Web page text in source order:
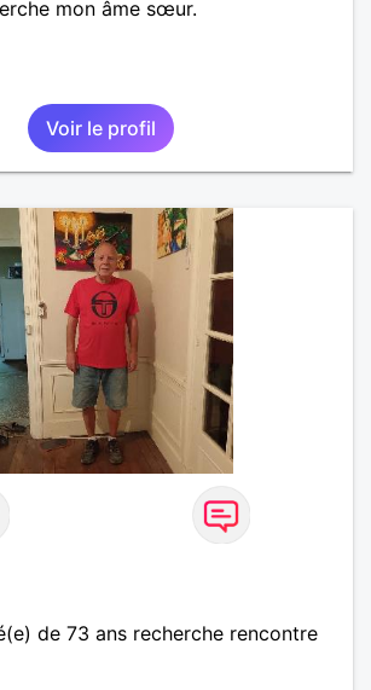
mon âme sœur.
Voir le profil
de 73 ans recherche rencontre